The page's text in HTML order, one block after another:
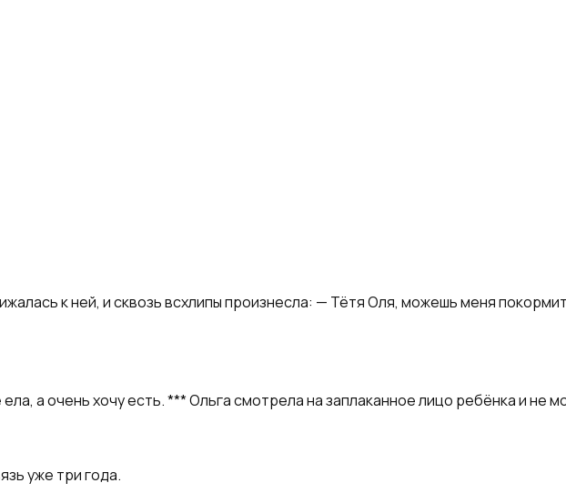
к ней, и сквозь всхлипы произнесла: — Тётя Оля, можешь меня
а очень хочу есть. *** Ольга смотрела на заплаканное лицо ребёнка и не
уже три года.